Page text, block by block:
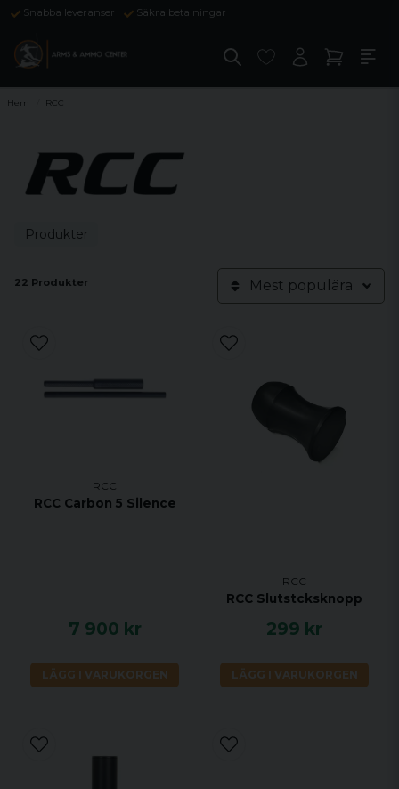
Snabba leveranser Säkra betalningar
Hem RCC
Produkter
22 Produkter Mest populära
RCC
RCC Carbon 5 Silence
7 900 kr
LÄGG I VARUKORGEN
RCC
RCC Slutstcksknopp
299 kr
LÄGG I VARUKORGEN